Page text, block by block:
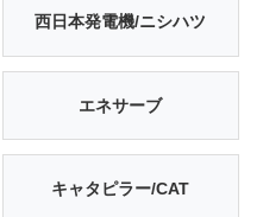
西日本発電機/ニシハツ
エネサーブ
キャタピラー/CAT